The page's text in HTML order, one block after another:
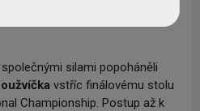
silami popoháněli
vstříc finálovému stolu
Championship. Postup až k